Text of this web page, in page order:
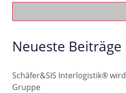
Neueste Beiträge
Schäfer&SIS Interlogistik®
Gruppe